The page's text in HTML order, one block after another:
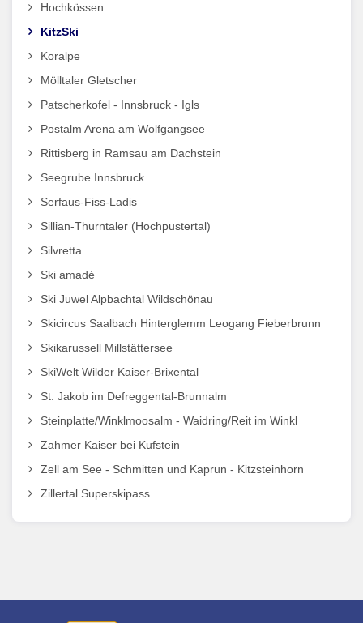
Hochkössen
KitzSki
Koralpe
Mölltaler Gletscher
Patscherkofel - Innsbruck - Igls
Postalm Arena am Wolfgangsee
Rittisberg in Ramsau am Dachstein
Seegrube Innsbruck
Serfaus-Fiss-Ladis
Sillian-Thurntaler (Hochpustertal)
Silvretta
Ski amadé
Ski Juwel Alpbachtal Wildschönau
Skicircus Saalbach Hinterglemm Leogang Fieberbrunn
Skikarussell Millstättersee
SkiWelt Wilder Kaiser-Brixental
St. Jakob im Defreggental-Brunnalm
Steinplatte/Winklmoosalm - Waidring/Reit im Winkl
Zahmer Kaiser bei Kufstein
Zell am See - Schmitten und Kaprun - Kitzsteinhorn
Zillertal Superskipass